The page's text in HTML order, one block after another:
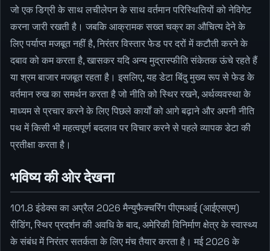
जो एक डिग्री के साथ लचीलेपन के साथ वर्तमान परिस्थितियों को नेविगेट
करना जारी रखती है। जबकि आक्रामक सख्त चक्र का औचित्य देने के
लिए पर्याप्त मजबूत नहीं है, निरंतर विस्तार फेड पर दरों में कटौती करने के
दबाव को कम करता है, खासकर यदि अन्य मुद्रास्फीति संकेतक ऊंचे रहते हैं
या श्रम बाजार मजबूत रहता है। इसलिए, यह डेटा बिंदु मुख्य रूप से फेड के
वर्तमान रुख का समर्थन करता है जो नीति को स्थिर रखने, अर्थव्यवस्था के
माध्यम से प्रचार करने के लिए पिछले कार्यों को आगे बढ़ाने और अपनी नीति
पथ में किसी भी महत्वपूर्ण बदलाव पर विचार करने से पहले व्यापक डेटा की
प्रतीक्षा करता है।
भविष्य की ओर देखना
101.8 इंडेक्स का अप्रैल 2026 मैन्युफैक्चरिंग पीएमआई (आईएसएम)
रीडिंग, स्थिर प्रदर्शन की अवधि के बाद, अमेरिकी विनिर्माण क्षेत्र के स्वास्थ्य
के संबंध में निरंतर सतर्कता के लिए मंच तैयार करता है। मई 2026 के